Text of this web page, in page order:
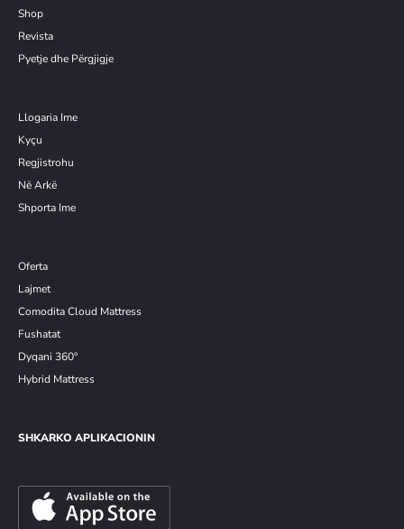
Shop
Revista
Pyetje dhe Përgjigje
Llogaria Ime
Kyçu
Regjistrohu
Në Arkë
Shporta Ime
Oferta
Lajmet
Comodita Cloud Mattress
Fushatat
Dyqani 360°
Hybrid Mattress
SHKARKO APLIKACIONIN